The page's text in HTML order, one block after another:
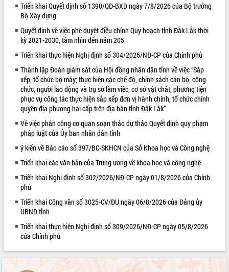
VIDEO
Trailer Lễ hội Sầu riêng Đắk Lắk năm
Khám bệnh, cấp phát thuốc miễn phí
và tặng quà người dân xã Cư Pui
Hội nghị UBND tỉnh Đắk Lắk thường kỳ
tháng 7/2026
Lễ truy tặng danh hiệu “Bà Mẹ Việt
Nam Anh hùng” và trao Huân chương
UBND tỉnh Đắk Lắk triển khai nhiệm
ALBUM ẢNH
Triển khai Quyết định số 1390/QĐ-BXD ngày 7/8/2026 của Bộ trưởng
Bộ Xây dựng
Quyết định về việc phê duyệt điều chỉnh Quy hoạch tỉnh Đắk Lắk thời
kỳ 2021-2030, tầm nhìn đến năm 205
Triển khai thực hiện Nghị định số 304/2026/NĐ-CP của Chính phủ
Thành lập Đoàn giám sát của Hội đồng nhân dân tỉnh về việc “Sắp
xếp, tổ chức bộ máy; thực hiện các chế độ, chính sách cán bộ, công
chức, người lao động và trụ sở làm việc, cơ sở vật chất, phương tiện
phục vụ công tác thực hiện sắp xếp đơn vị hành chính, tổ chức chính
quyền địa phương hai cấp trên địa bàn tỉnh Đắk Lắk”
Về việc phân công cơ quan soạn thảo dự thảo Quyết định quy phạm
pháp luật của Ủy ban nhân dân tỉnh
ý kiến về Báo cáo số 397/BC-SKHCN của Sở Khoa học và Công nghệ
Triển khai các văn bản của Trung ương về khoa học và công nghệ
Triển khai Nghị định số 302/2026/NĐ-CP ngày 01/8/2026 của Chính
phủ
Triển khai Công văn số 3025-CV/ĐU ngày 06/8/2026 của Đảng ủy
UBND tỉnh
Triển khai thực hiện Nghị định số 309/2026/NĐ-CP ngày 05/8/2026
của Chính phủ